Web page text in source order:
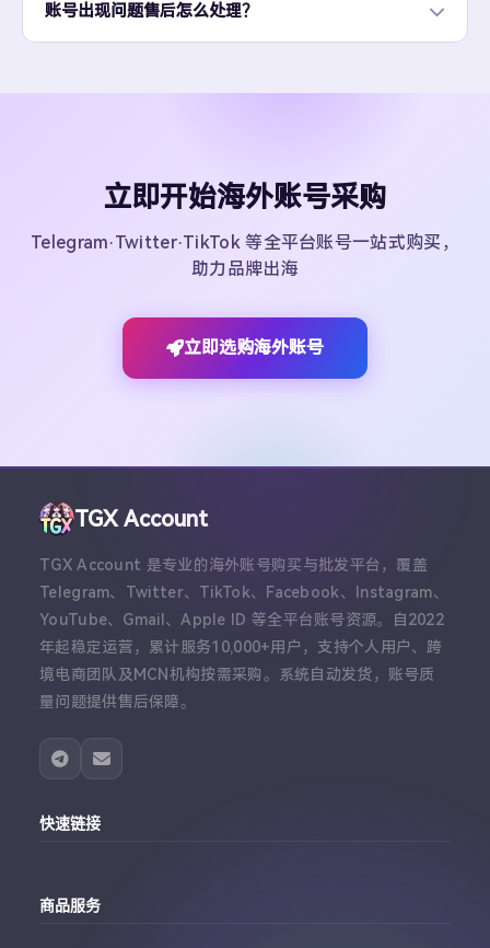
账号出现问题售后怎么处理？
立即开始海外账号采购
Telegram·Twitter·TikTok 等全平台账号一站式购买，
助力品牌出海
立即选购海外账号
TGX Account
TGX Account 是专业的海外账号购买与批发平台，覆盖
Telegram、Twitter、TikTok、Facebook、Instagram、
YouTube、Gmail、Apple ID 等全平台账号资源。自2022
年起稳定运营，累计服务10,000+用户，支持个人用户、跨
境电商团队及MCN机构按需采购。系统自动发货，账号质
量问题提供售后保障。
快速链接
商品服务